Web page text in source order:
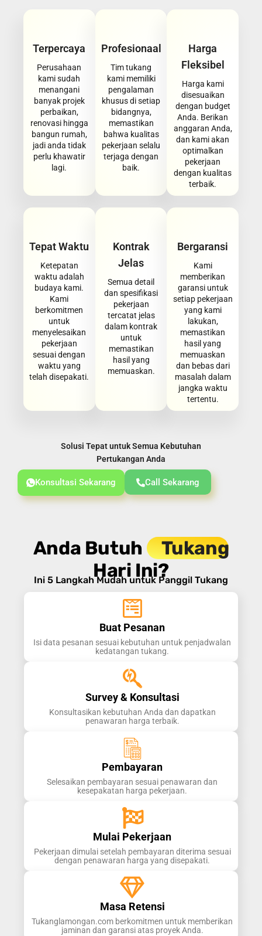
Terpercaya
Perusahaan
kami sudah
menangani
banyak projek
perbaikan,
renovasi hingga
bangun rumah,
jadi anda tidak
perlu khawatir
lagi.
Profesionaal
Tim tukang
kami memiliki
pengalaman
khusus di setiap
bidangnya,
memastikan
bahwa kualitas
pekerjaan selalu
terjaga dengan
baik.
Harga
Fleksibel
Harga kami
disesuaikan
dengan budget
Anda. Berikan
anggaran Anda,
dan kami akan
optimalkan
pekerjaan
dengan kualitas
terbaik.
Tepat Waktu
Ketepatan
waktu adalah
budaya kami.
Kami
berkomitmen
untuk
menyelesaikan
pekerjaan
sesuai dengan
waktu yang
telah disepakati.
Kontrak
Jelas
Semua detail
dan spesifikasi
pekerjaan
tercatat jelas
dalam kontrak
untuk
memastikan
hasil yang
memuaskan.
Bergaransi
Kami
memberikan
garansi untuk
setiap pekerjaan
yang kami
lakukan,
memastikan
hasil yang
memuaskan
dan bebas dari
masalah dalam
jangka waktu
tertentu.
Solusi Tepat untuk Semua Kebutuhan
Pertukangan Anda
Konsultasi Sekarang Call Sekarang
Anda Butuh
Tukang
Hari Ini?
Ini 5 Langkah Mudah untuk Panggil Tukang
Buat Pesanan
Isi data pesanan sesuai kebutuhan untuk penjadwalan
kedatangan tukang.
Survey & Konsultasi
Konsultasikan kebutuhan Anda dan dapatkan
penawaran harga terbaik.
Pembayaran
Selesaikan pembayaran sesuai penawaran dan
kesepakatan harga pekerjaan.
Mulai Pekerjaan
Pekerjaan dimulai setelah pembayaran diterima sesuai
dengan penawaran harga yang disepakati.
Masa Retensi
Tukanglamongan.com berkomitmen untuk memberikan
jaminan dan garansi atas proyek Anda.